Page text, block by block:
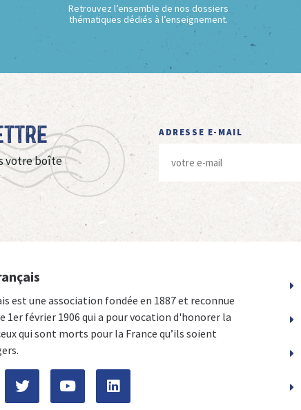
Retrouvez l’ensemble de nos dossiers
thématiques dédiés à l’enseignement.
votre boîte
ADRESSE E-MAIL
est une association fondée en 1887 et reconnue
1er février 1906 qui a pour vocation d'honorer la
qui sont morts pour la France qu’ils soient